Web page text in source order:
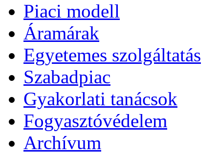
Piaci modell
Áramárak
Egyetemes szolgáltatás
Szabadpiac
Gyakorlati tanácsok
Fogyasztóvédelem
Archívum